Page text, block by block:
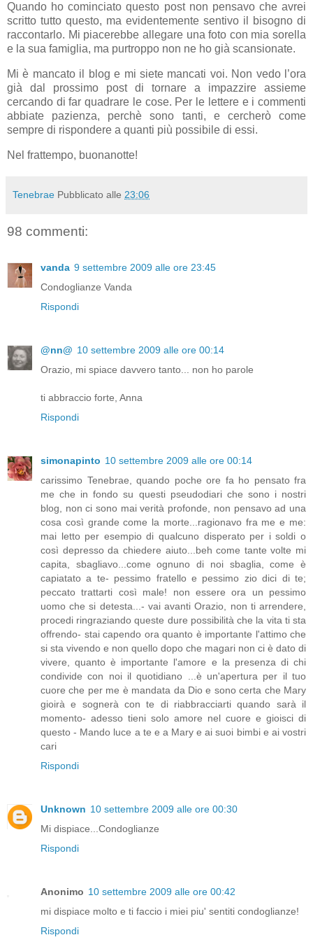
Quando ho cominciato questo post non pensavo che avrei
scritto tutto questo, ma evidentemente sentivo il bisogno di
raccontarlo. Mi piacerebbe allegare una foto con mia sorella
e la sua famiglia, ma purtroppo non ne ho già scansionate.
Mi è mancato il blog e mi siete mancati voi. Non vedo l’ora
già dal prossimo post di tornare a impazzire assieme
cercando di far quadrare le cose. Per le lettere e i commenti
abbiate pazienza, perchè sono tanti, e cercherò come
sempre di rispondere a quanti più possibile di essi.
Nel frattempo, buonanotte!
Tenebrae Pubblicato alle 23:06
98 commenti:
vanda 9 settembre 2009 alle ore 23:45
Condoglianze Vanda
Rispondi
@nn@ 10 settembre 2009 alle ore 00:14
Orazio, mi spiace davvero tanto... non ho parole
ti abbraccio forte, Anna
Rispondi
simonapinto 10 settembre 2009 alle ore 00:14
carissimo Tenebrae, quando poche ore fa ho pensato fra
me che in fondo su questi pseudodiari che sono i nostri
blog, non ci sono mai verità profonde, non pensavo ad una
cosa così grande come la morte...ragionavo fra me e me:
mai letto per esempio di qualcuno disperato per i soldi o
così depresso da chiedere aiuto...beh come tante volte mi
capita, sbagliavo...come ognuno di noi sbaglia, come è
capiatato a te- pessimo fratello e pessimo zio dici di te;
peccato trattarti così male! non essere ora un pessimo
uomo che si detesta...- vai avanti Orazio, non ti arrendere,
procedi ringraziando queste dure possibilità che la vita ti sta
offrendo- stai capendo ora quanto è importante l'attimo che
si sta vivendo e non quello dopo che magari non ci è dato di
vivere, quanto è importante l'amore e la presenza di chi
condivide con noi il quotidiano ...è un'apertura per il tuo
cuore che per me è mandata da Dio e sono certa che Mary
gioirà e sognerà con te di riabbracciarti quando sarà il
momento- adesso tieni solo amore nel cuore e gioisci di
questo - Mando luce a te e a Mary e ai suoi bimbi e ai vostri
cari
Rispondi
Unknown 10 settembre 2009 alle ore 00:30
Mi dispiace...Condoglianze
Rispondi
Anonimo 10 settembre 2009 alle ore 00:42
mi dispiace molto e ti faccio i miei piu' sentiti condoglianze!
Rispondi